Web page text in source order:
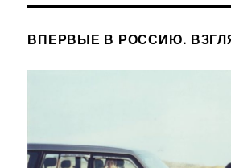
ВПЕРВЫЕ В РОССИЮ.